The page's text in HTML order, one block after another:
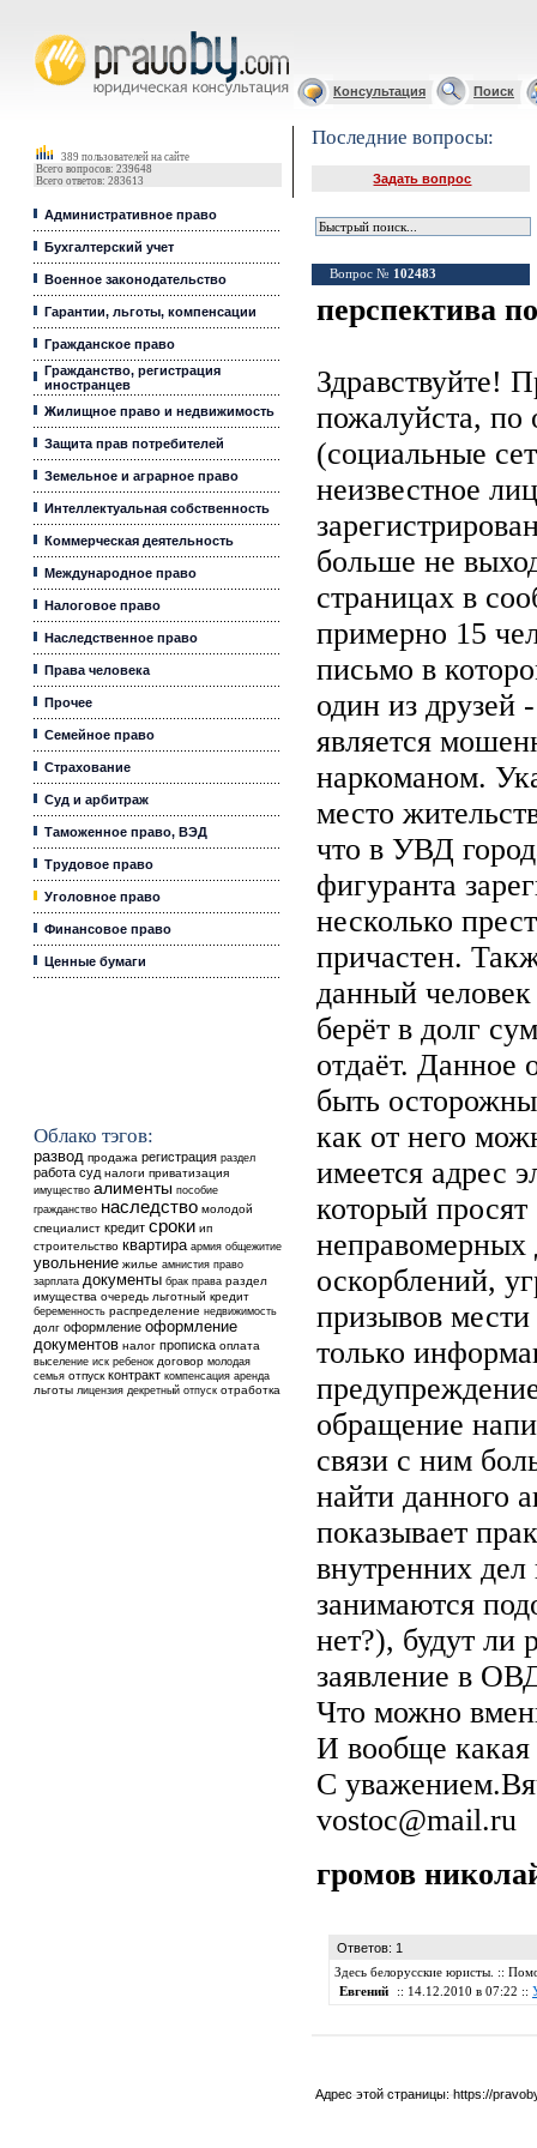
Консультация Поиск
389 пользователей на сайте
Всего вопросов: 239648
Всего ответов: 283613
Административное право
Бухгалтерский учет
Военное законодательство
Гарантии, льготы, компенсации
Гражданское право
Гражданство, регистрация
иностранцев
Жилищное право и недвижимость
Защита прав потребителей
Земельное и аграрное право
Интеллектуальная собственность
Коммерческая деятельность
Международное право
Налоговое право
Наследственное право
Права человека
Прочее
Семейное право
Страхование
Суд и арбитраж
Таможенное право, ВЭД
Трудовое право
Уголовное право
Финансовое право
Ценные бумаги
Облако тэгов:
развод продажа регистрация раздел
работа суд налоги приватизация
имущество алименты пособие
гражданство наследство молодой
специалист кредит сроки ип
строительство квартира армия общежитие
увольнение жилье амнистия право
зарплата документы брак права раздел
имущества очередь льготный кредит
беременность распределение недвижимость
долг оформление оформление
документов налог прописка оплата
выселение иск ребенок договор молодая
семья отпуск контракт компенсация аренда
льготы лицензия декретный отпуск отработка
Последние вопросы:
Задать вопрос
Вопрос № 102483
перспектива
Здравствуйте!
пожалуйста, по
(социальные
неизвестное
больше не
страницах в
примерно 15
письмо в
один из друзей
является
наркоманом.
место
что в УВД
фигуранта
несколько
причастен.
данный
берёт в долг
отдаёт. Данное
быть
как от него
имеется адрес
который
неправомерных
оскорблений,
призывов
только
обращение
связи с ним
найти данного
показывает
внутренних
занимаются
нет?), будут ли
заявление в
Что можно
И вообще какая
С
vostoc@mail.ru
громов
Ответов: 1
Здесь белорусские юристы. ::
Евгений
:: 14.12.2010 в 07:22 ::
Адрес этой страницы: https://